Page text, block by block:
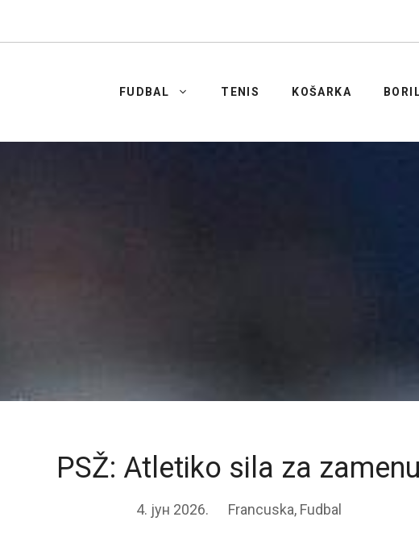
FUDBAL TENIS KOŠARKA
PSŽ: Atletiko sila za
4. јун 2026. Francuska, Fudbal